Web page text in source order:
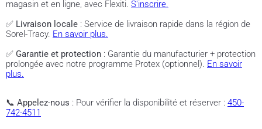
magasin et en ligne, avec Flexiti. S'inscrire.
✅ Livraison locale : Service de livraison rapide dans la région de
Sorel-Tracy. En savoir plus.
✅ Garantie et protection : Garantie du manufacturier + protection
prolongée avec notre programme Protex (optionnel). En savoir
plus.
📞 Appelez-nous : Pour vérifier la disponibilité et réserver : 450-
742-4511